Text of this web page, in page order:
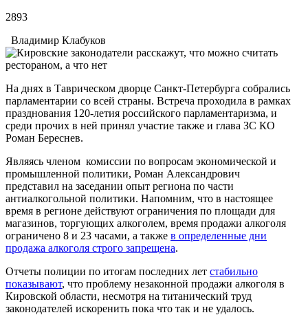
2893
Владимир Клабуков
На днях в Таврическом дворце Санкт-Петербурга собрались
парламентарии со всей страны. Встреча проходила в рамках
празднования 120-летия российского парламентаризма, и
среди прочих в ней принял участие также и глава ЗС КО
Роман Береснев.
Являясь членом комиссии по вопросам экономической и
промышленной политики, Роман Александрович
представил на заседании опыт региона по части
антиалкогольной политики. Напомним, что в настоящее
время в регионе действуют ограничения по площади для
магазинов, торгующих алкоголем, время продажи алкоголя
ограничено 8 и 23 часами, а также в определенные дни
продажа алкоголя строго запрещена.
Отчеты полиции по итогам последних лет стабильно
показывают, что проблему незаконной продажи алкоголя в
Кировской области, несмотря на титанический труд
законодателей искоренить пока что так и не удалось.